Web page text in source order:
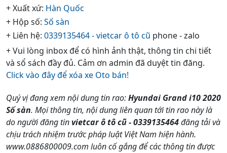
+ Xuất xứ: Hàn Quốc
+ Hộp số: Số sàn
+ Liên hệ: 0339135464 - vietcar ô tô cũ phone - zalo
+ Vui lòng inbox để có hình ảnh thật, thông tin chi tiết
và sổ sách đầy đủ. Cảm ơn admin đã duyệt tin đăng.
Click vào đây để xóa xe Oto bán!
Quý vị đang xem nội dung tin rao:Hyundai Grand i10 2020
Số sàn. Mọi thông tin, nội dung liên quan tới tin rao này là
do người đăng tinvietcar ô tô cũ - 0339135464đăng tải và
chịu trách nhiệm trước pháp luật Việt Nam hiện hành.
www.0886800009.com luôn cố gắng để các thông tin được